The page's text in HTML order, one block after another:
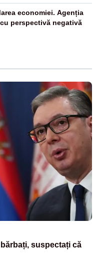
economiei. Agenția
perspectivă negativă
suspectați că